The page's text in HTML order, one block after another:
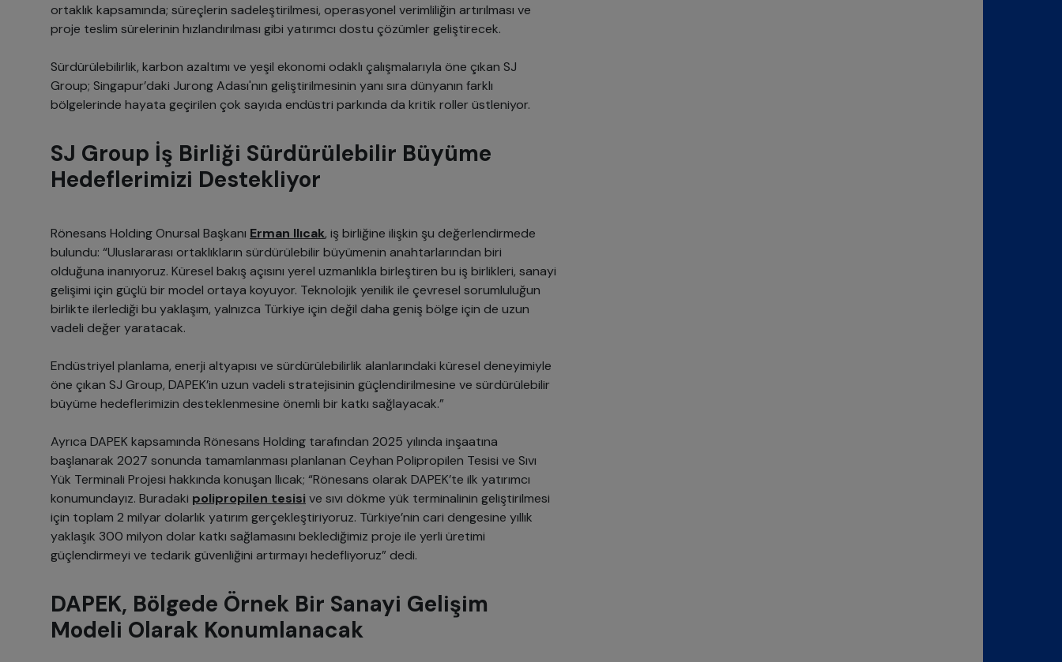
ortaklık kapsamında; süreçlerin sadeleştirilmesi, operasyonel verimliliğin artırılması ve
proje teslim sürelerinin hızlandırılması gibi yatırımcı dostu çözümler geliştirecek.
Sürdürülebilirlik, karbon azaltımı ve yeşil ekonomi odaklı çalışmalarıyla öne çıkan SJ
Group; Singapur’daki Jurong Adası'nın geliştirilmesinin yanı sıra dünyanın farklı
bölgelerinde hayata geçirilen çok sayıda endüstri parkında da kritik roller üstleniyor.
SJ Group İş Birliği Sürdürülebilir Büyüme
Hedeflerimizi Destekliyor
Rönesans Holding Onursal Başkanı Erman Ilıcak, iş birliğine ilişkin şu değerlendirmede
bulundu: “Uluslararası ortaklıkların sürdürülebilir büyümenin anahtarlarından biri
olduğuna inanıyoruz. Küresel bakış açısını yerel uzmanlıkla birleştiren bu iş birlikleri, sanayi
gelişimi için güçlü bir model ortaya koyuyor. Teknolojik yenilik ile çevresel sorumluluğun
birlikte ilerlediği bu yaklaşım, yalnızca Türkiye için değil daha geniş bölge için de uzun
vadeli değer yaratacak.
Endüstriyel planlama, enerji altyapısı ve sürdürülebilirlik alanlarındaki küresel deneyimiyle
öne çıkan SJ Group, DAPEK’in uzun vadeli stratejisinin güçlendirilmesine ve sürdürülebilir
büyüme hedeflerimizin desteklenmesine önemli bir katkı sağlayacak.”
Ayrıca DAPEK kapsamında Rönesans Holding tarafından 2025 yılında inşaatına
başlanarak 2027 sonunda tamamlanması planlanan Ceyhan Polipropilen Tesisi ve Sıvı
Yük Terminali Projesi hakkında konuşan Ilıcak; “Rönesans olarak DAPEK’te ilk yatırımcı
konumundayız. Buradaki polipropilen tesisi ve sıvı dökme yük terminalinin geliştirilmesi
için toplam 2 milyar dolarlık yatırım gerçekleştiriyoruz. Türkiye’nin cari dengesine yıllık
yaklaşık 300 milyon dolar katkı sağlamasını beklediğimiz proje ile yerli üretimi
güçlendirmeyi ve tedarik güvenliğini artırmayı hedefliyoruz” dedi.
DAPEK, Bölgede Örnek Bir Sanayi Gelişim
Modeli Olarak Konumlanacak